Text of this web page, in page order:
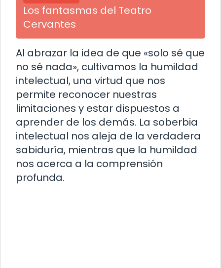
Los fantasmas del Teatro
Cervantes
Al abrazar la idea de que «solo sé que
no sé nada», cultivamos la humildad
intelectual, una virtud que nos
permite reconocer nuestras
limitaciones y estar dispuestos a
aprender de los demás. La soberbia
intelectual nos aleja de la verdadera
sabiduría, mientras que la humildad
nos acerca a la comprensión
profunda.